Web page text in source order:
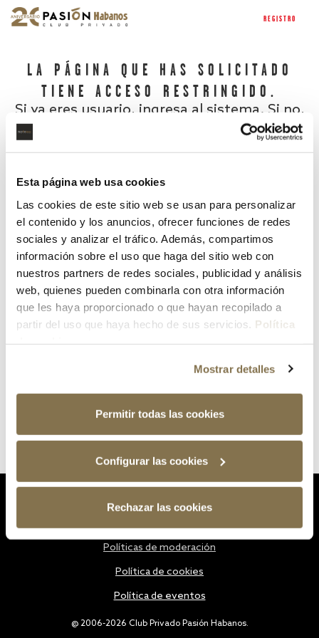
Esta página web usa cookies
Las cookies de este sitio web se usan para personalizar
el contenido y los anuncios, ofrecer funciones de redes
sociales y analizar el tráfico. Además, compartimos
información sobre el uso que haga del sitio web con
nuestros partners de redes sociales, publicidad y análisis
web, quienes pueden combinarla con otra información
que les haya proporcionado o que hayan recopilado a
partir del uso que haya hecho de sus servicios. Política
Mostrar detalles
Permitir todas las cookies
Configurar las cookies
Rechazar las cookies
REGISTRO
LA PÁGINA QUE HAS SOLICITADO
TIENE ACCESO RESTRINGIDO.
Si ya eres usuario, ingresa al sistema. Si no,
¿Has olvidado tu contraseña?
@ 2006-2026 Club Privado Pasión Habanos.
Políticas de moderación
Política de cookies
Política de eventos